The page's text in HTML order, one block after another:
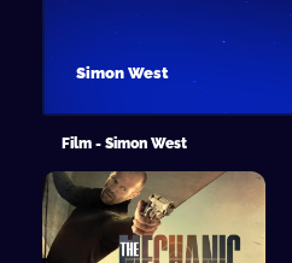
Simon West
Film - Simon West